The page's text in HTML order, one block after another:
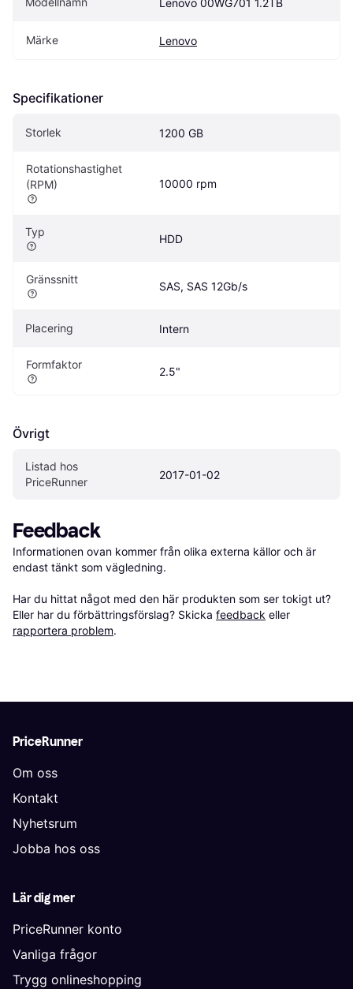
Märke Lenovo
Specifikationer
Storlek 1200 GB
Rotationshastighet
(RPM)
10000 rpm
Typ
HDD
Gränssnitt
SAS, SAS 12Gb/s
Placering Intern
Formfaktor
2.5"
Övrigt
Listad hos
PriceRunner
2017-01-02
Feedback
Informationen ovan kommer från olika externa källor och är
endast tänkt som vägledning.
Har du hittat något med den här produkten som ser tokigt ut?
Eller har du förbättringsförslag? Skicka feedback eller
rapportera problem.
PriceRunner
Om oss
Kontakt
Nyhetsrum
Jobba hos oss
Lär dig mer
PriceRunner konto
Vanliga frågor
Trygg onlineshopping